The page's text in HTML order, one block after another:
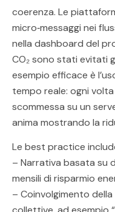
coerenza. Le
micro‑messaggi nei
nella dashboard del
CO₂ sono stati evitati
esempio efficace è
tempo reale: ogni
scommessa su un
anima mostrando la
Le best practice
– Narrativa basata su
mensili di risparmio
– Coinvolgimento